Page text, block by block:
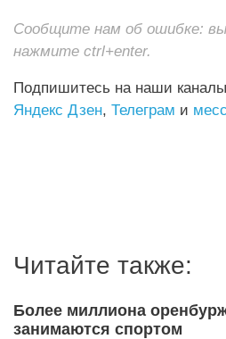
Сообщите нам об ошибке:
нажмите ctrl+enter.
Подпишитесь на наши
Яндекс Дзен, Телеграм и
Читайте также:
Более миллиона
занимаются спортом